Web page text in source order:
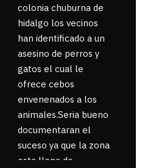
colonia chuburna de
hidalgo los vecinos
han identificado a un
asesino de perros y
gatos el cual le
ofrece cebos
envenenados a los
animales.Seria bueno
documentaran el
suceso ya que la zona
esta llena de